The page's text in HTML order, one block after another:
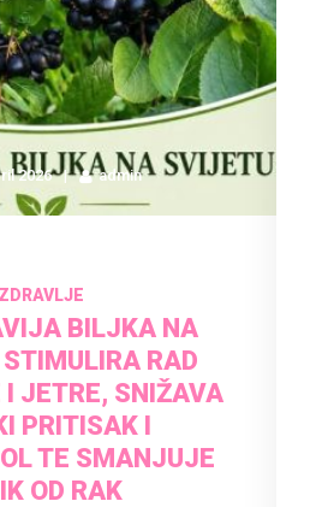
2026 admin
ZDRAVLJE
BILJKA NA
RAD
JETRE, SNIŽAVA
PRITISAK I
TE SMANJUJE
OD RAK